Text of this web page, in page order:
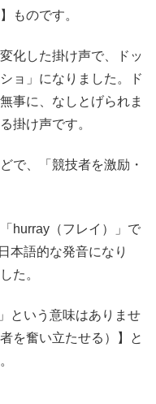
ものです。
化した掛け声で、ドッ
ョ」になりました。ド
事に、なしとげられま
掛け声です。
、「競技者を激励・
hurray（フレイ）」で
本語的な発音になり
た。
という意味はありませ
を奮い立たせる）】と